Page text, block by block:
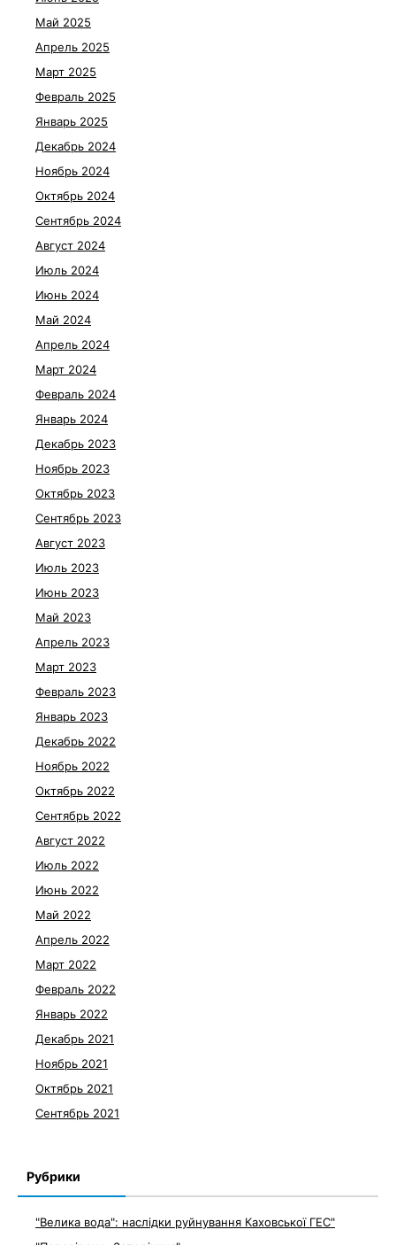
Май 2025
Апрель 2025
Март 2025
Февраль 2025
Январь 2025
Декабрь 2024
Ноябрь 2024
Октябрь 2024
Сентябрь 2024
Август 2024
Июль 2024
Июнь 2024
Май 2024
Апрель 2024
Март 2024
Февраль 2024
Январь 2024
Декабрь 2023
Ноябрь 2023
Октябрь 2023
Сентябрь 2023
Август 2023
Июль 2023
Июнь 2023
Май 2023
Апрель 2023
Март 2023
Февраль 2023
Январь 2023
Декабрь 2022
Ноябрь 2022
Октябрь 2022
Сентябрь 2022
Август 2022
Июль 2022
Июнь 2022
Май 2022
Апрель 2022
Март 2022
Февраль 2022
Январь 2022
Декабрь 2021
Ноябрь 2021
Октябрь 2021
Сентябрь 2021
Рубрики
"Велика вода": наслідки руйнування Каховської ГЕС"